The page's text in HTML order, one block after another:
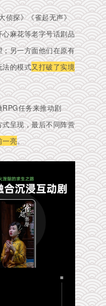
侦探》《雀起无声》
麻花等老字号话剧品
另一方面他们在原有
法的模式又打破了实境
任务来推动剧
呈现，最后不同阵营
一亮。